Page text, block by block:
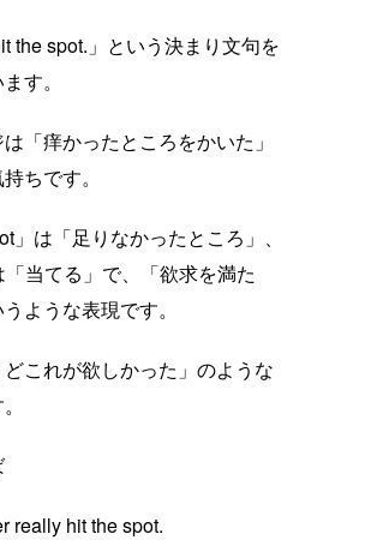
the spot.」という決まり文句を
す。
「痒かったところをかいた」
ちです。
」は「足りなかったところ」、
「当てる」で、「欲求を満た
ような表現です。
どこれが欲しかった」のような
really hit the spot.